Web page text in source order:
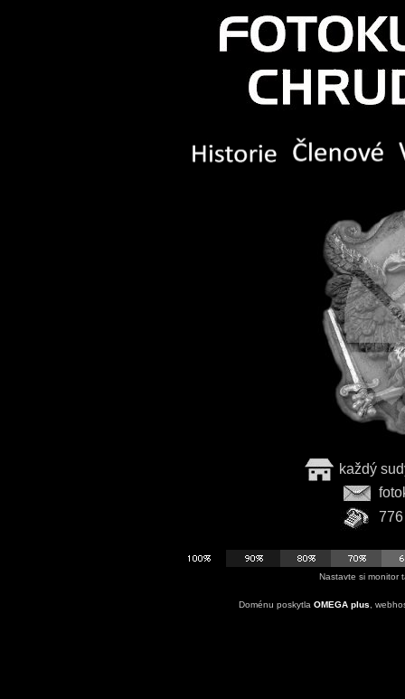
každý
Nastavte si monitor
Doménu poskytla OMEGA plus,